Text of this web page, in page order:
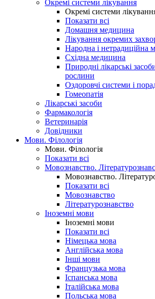
Окремі системи лікування
Окремі системи
Показати всі
Домашня медицина
Лікування окремих
Народна і нетрадиційна
Східна медицина
Природні лікарські
рослини
Оздоровчі системи і
Гомеопатія
Лікарські засоби
Фармакологія
Ветеринарія
Довідники
Мови. Філологія
Мови. Філологія
Показати всі
Мовознавство.
Мовознавство.
Показати всі
Мовознавство
Літературознавство
Іноземні мови
Іноземні мови
Показати всі
Німецька мова
Англійська мова
Інші мови
Французька мова
Іспанська мова
Італійська мова
Польська мова